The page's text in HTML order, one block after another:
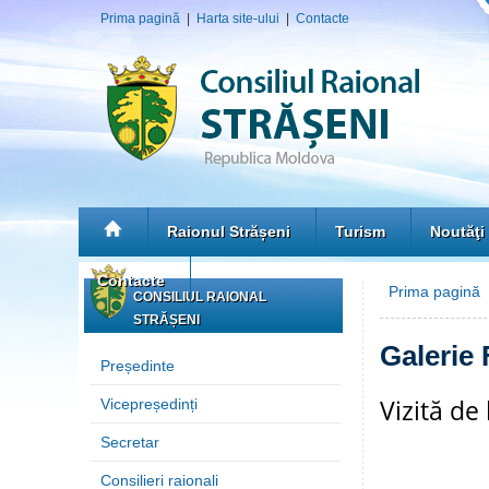
Prima pagină Harta site-ului Contacte
Raionul Strășeni Turism Noutăţi
Contacte
CONSILIUL RAIONAL
STRĂȘENI
Președinte
Vicepreședinți
Secretar
Consilieri raionali
Prima pagină
Galerie
Vizită